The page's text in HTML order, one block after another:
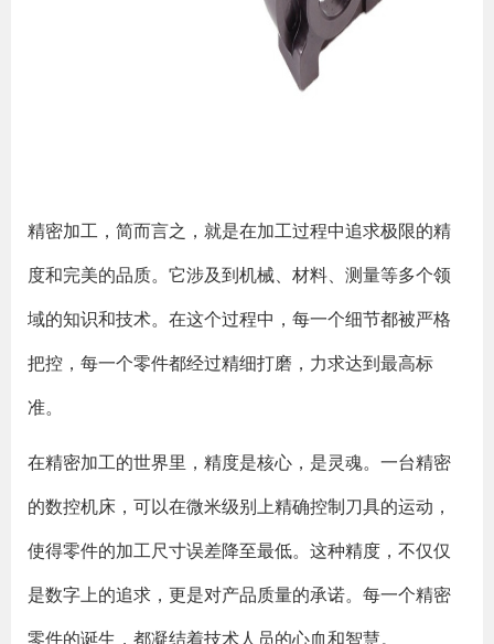
精密加工，简而言之，就是在加工过程中追求极限的精
度和完美的品质。它涉及到机械、材料、测量等多个领
域的知识和技术。在这个过程中，每一个细节都被严格
把控，每一个零件都经过精细打磨，力求达到最高标
准。
在精密加工的世界里，精度是核心，是灵魂。一台精密
的数控机床，可以在微米级别上精确控制刀具的运动，
使得零件的加工尺寸误差降至最低。这种精度，不仅仅
是数字上的追求，更是对产品质量的承诺。每一个精密
零件的诞生，都凝结着技术人员的心血和智慧。